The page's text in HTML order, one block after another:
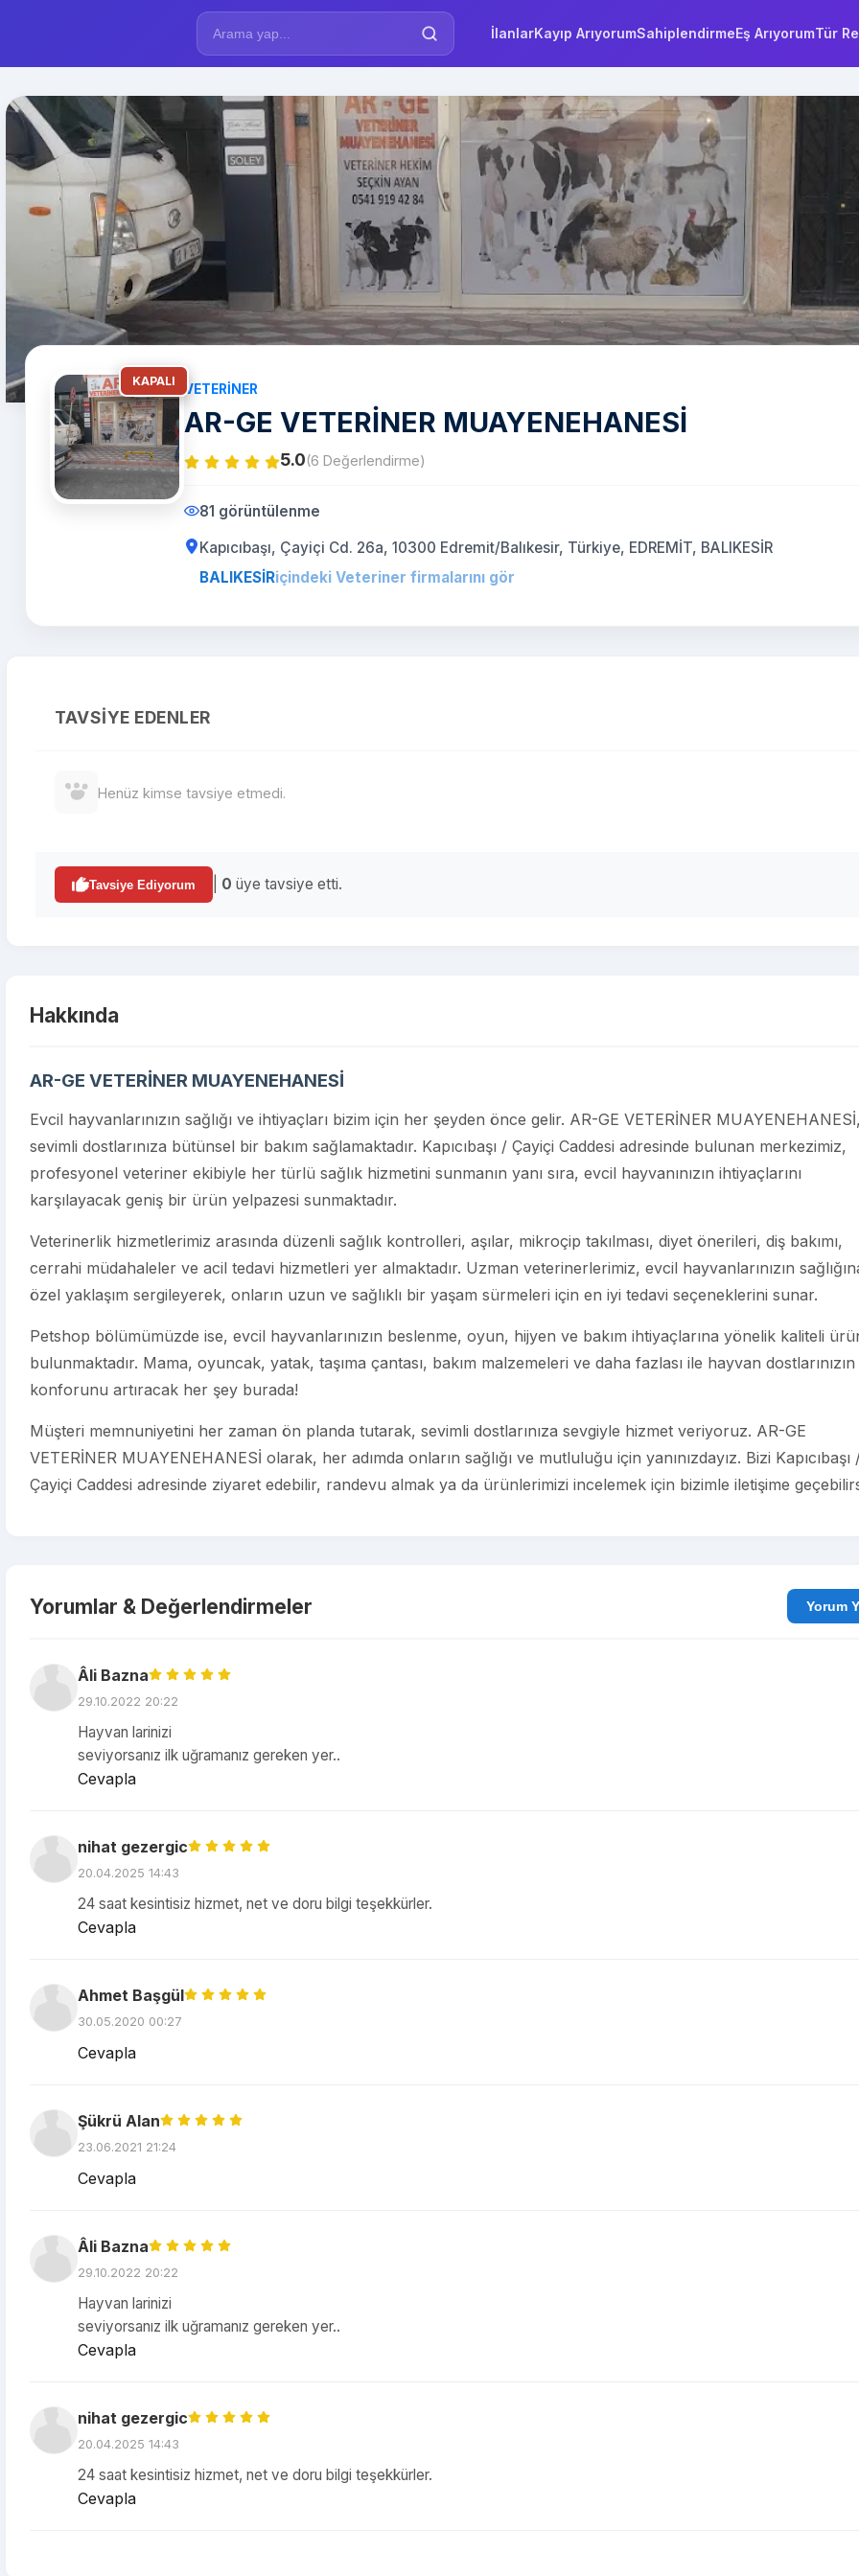
İlanlarKayıp ArıyorumSahiplendirmeEş ArıyorumTür
KAPALI
VETERINER
AR-GE VETERİNER MUAYENEHANESİ
5.0(6 Değerlendirme)
81 görüntülenme
Kapıcıbaşı, Çayiçi Cd. 26a, 10300 Edremit/Balıkesir, Türkiye, EDREMİT, BALIKESİR
BALIKESİRiçindeki Veteriner firmalarını gör
TAVSIYE EDENLER
Henüz kimse tavsiye etmedi.
Tavsiye Ediyorum 0 üye tavsiye etti.
Hakkında
AR-GE VETERİNER MUAYENEHANESİ
Evcil hayvanlarınızın sağlığı ve ihtiyaçları bizim için her şeyden önce gelir. AR-GE VETERİNER
sevimli dostlarınıza bütünsel bir bakım sağlamaktadır. Kapıcıbaşı / Çayiçi Caddesi adresinde bulunan merkezimiz,
profesyonel veteriner ekibiyle her türlü sağlık hizmetini sunmanın yanı sıra, evcil hayvanınızın ihtiyaçlarını
karşılayacak geniş bir ürün yelpazesi sunmaktadır.
Veterinerlik hizmetlerimiz arasında düzenli sağlık kontrolleri, aşılar, mikroçip takılması, diyet önerileri, diş bakımı,
cerrahi müdahaleler ve acil tedavi hizmetleri yer almaktadır. Uzman veterinerlerimiz, evcil hayvanlarınızın
özel yaklaşım sergileyerek, onların uzun ve sağlıklı bir yaşam sürmeleri için en iyi tedavi seçeneklerini sunar.
Petshop bölümümüzde ise, evcil hayvanlarınızın beslenme, oyun, hijyen ve bakım ihtiyaçlarına yönelik kaliteli
bulunmaktadır. Mama, oyuncak, yatak, taşıma çantası, bakım malzemeleri ve daha fazlası ile hayvan dostlarınızın
konforunu artıracak her şey burada!
Müşteri memnuniyetini her zaman ön planda tutarak, sevimli dostlarınıza sevgiyle hizmet veriyoruz. AR-GE
VETERİNER MUAYENEHANESİ olarak, her adımda onların sağlığı ve mutluluğu için yanınızdayız. Bizi Kapıcıbaşı
Çayiçi Caddesi adresinde ziyaret edebilir, randevu almak ya da ürünlerimizi incelemek için bizimle iletişime
Yorumlar & Değerlendirmeler
Âli Bazna
29.10.2022 20:22
Hayvan larinizi
seviyorsanız ilk uğramanız gereken yer..
Cevapla
nihat gezergic
20.04.2025 14:43
24 saat kesintisiz hizmet, net ve doru bilgi teşekkürler.
Cevapla
Ahmet Başgül
30.05.2020 00:27
Cevapla
Şükrü Alan
23.06.2021 21:24
Cevapla
Âli Bazna
29.10.2022 20:22
Hayvan larinizi
seviyorsanız ilk uğramanız gereken yer..
Cevapla
nihat gezergic
20.04.2025 14:43
24 saat kesintisiz hizmet, net ve doru bilgi teşekkürler.
Cevapla